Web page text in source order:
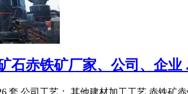
石赤铁矿厂家、公司、企业
套 公司工艺： 其他建材加工工艺 赤铁矿